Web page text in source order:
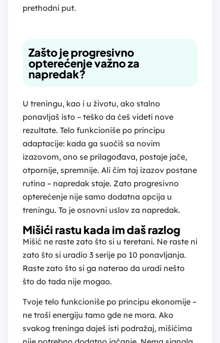
prethodni put.
Zašto je progresivno
opterećenje važno za
napredak?
U treningu, kao i u životu, ako stalno
ponavljaš isto – teško da ćeš videti nove
rezultate. Telo funkcioniše po principu
adaptacije: kada ga suočiš sa novim
izazovom, ono se prilagođava, postaje jače,
otpornije, spremnije. Ali čim taj izazov postane
rutina – napredak staje. Zato progresivno
opterećenje nije samo dodatna opcija u
treningu. To je osnovni uslov za napredak.
Mišići rastu kada im daš razlog
Mišić ne raste zato što si u teretani. Ne raste ni
zato što si uradio 3 serije po 10 ponavljanja.
Raste zato što si ga naterao da uradi nešto
što do tada nije mogao.
Tvoje telo funkcioniše po principu ekonomije –
ne troši energiju tamo gde ne mora. Ako
svakog treninga daješ isti podražaj, mišićima